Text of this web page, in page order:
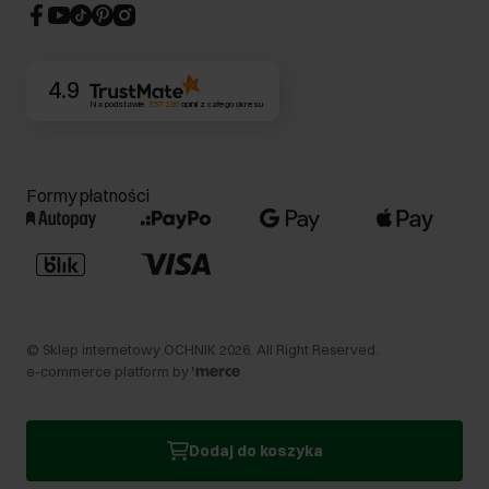
Dodaj do koszyka
CSR
4.9
Na podstawie 357 290opinii z całego okresu
Formy płatności
© Sklep internetowy OCHNIK 2026 . All Right Reserved.
e-commerce platform by